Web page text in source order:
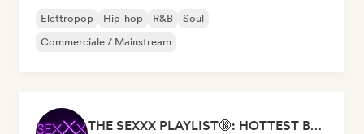
Elettropop Hip-hop R&B
Soul
Commerciale / Mainstream
THE SEXXX PLAYLIST🔞: HOTTEST BEDROOM SONGS | SEXUAL APPETITE 👅💦